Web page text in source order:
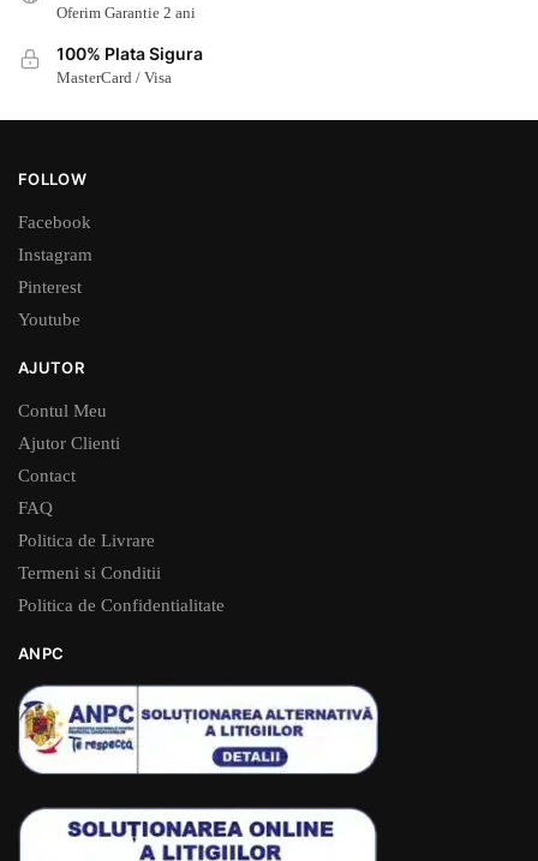
Oferim Garantie 2 ani
100% Plata Sigura
MasterCard / Visa
FOLLOW
Facebook
Instagram
Pinterest
Youtube
AJUTOR
Contul Meu
Ajutor Clienti
Contact
FAQ
Politica de Livrare
Termeni si Conditii
Politica de Confidentialitate
ANPC